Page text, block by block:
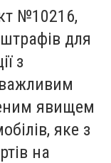
№10216,
для
з
явищем
яке з
на